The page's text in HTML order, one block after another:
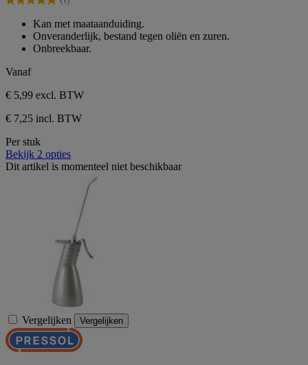
5
beoordeling
5.0
sterren.
1
Kan met maataanduiding.
Onveranderlijk, bestand tegen oliën en zuren.
Onbreekbaar.
Vanaf
€ 5,99 excl. BTW
€ 7,25 incl. BTW
Per stuk
Bekijk 2 opties
Dit artikel is momenteel niet beschikbaar
Vergelijken Vergelijken